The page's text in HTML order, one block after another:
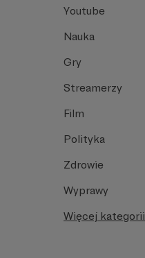
Youtube
Nauka
Gry
Streamerzy
Film
Polityka
Zdrowie
Wyprawy
Więcej kategorii